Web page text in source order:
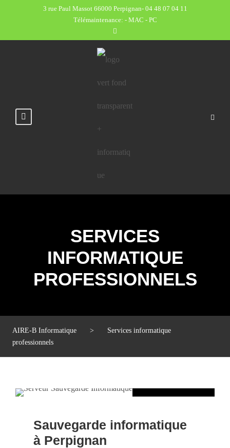
3 rue Paul Massot 66000 Perpignan- 04 48 07 04 11
Télémaintenance: - MAC - PC
SERVICES
INFORMATIQUE
PROFESSIONNELS
AIRE-B Informatique >
Services informatique
professionnels
Sauvegarde informatique
à Perpignan